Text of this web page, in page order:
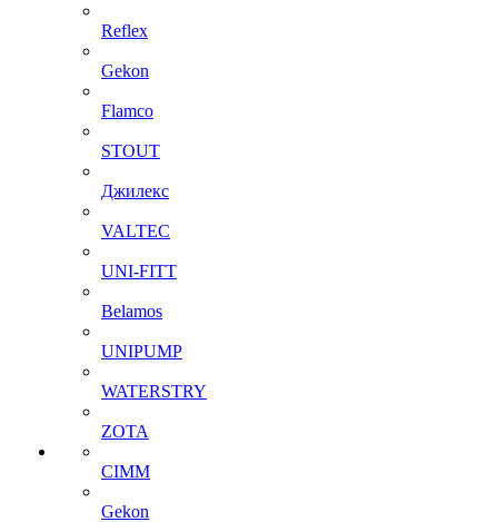
Reflex
Gekon
Flamco
STOUT
Джилекс
VALTEC
UNI-FITT
Belamos
UNIPUMP
WATERSTRY
ZOTA
CIMM
Gekon